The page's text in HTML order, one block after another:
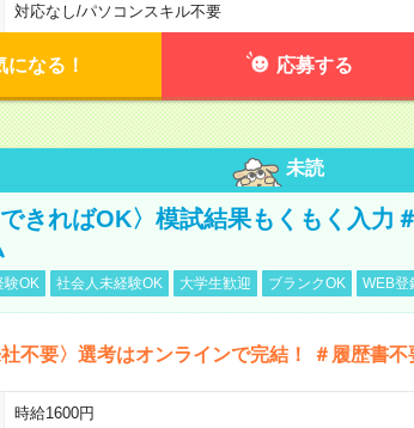
対応なし/パソコンスキル不要
になる！ 応募する
未読
できればOK〉模試結果もくもく入力
験OK 社会人未経験OK 大学生歓迎 ブランクOK WEB登
社不要〉選考はオンラインで完結！ ＃履歴書
時給1600円